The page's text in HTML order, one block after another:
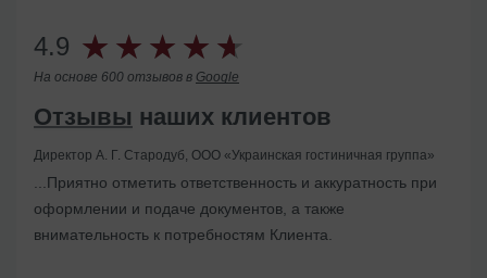
4.9
На основе 600 отзывов в Google
Отзывы наших клиентов
Директор А. Г. Стародуб, ООО «Украинская гостиничная группа»
...Приятно отметить ответственность и аккуратность при
оформлении и подаче документов, а также
внимательность к потребностям Клиента.